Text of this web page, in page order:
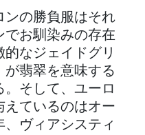
ンの勝負服はそれ
でお馴染みの存在
なジェイドグリ
が翡翠を意味する
そして、ユーロ
えているのはオー
ヴィアシスティ